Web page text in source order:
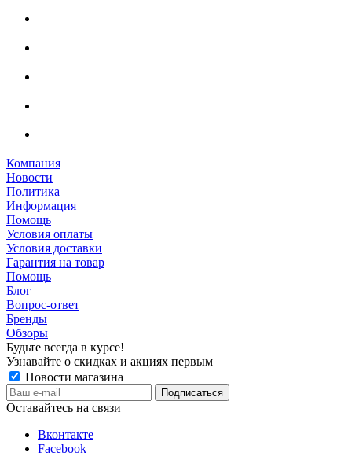
Компания
Новости
Политика
Информация
Помощь
Условия оплаты
Условия доставки
Гарантия на товар
Помощь
Блог
Вопрос-ответ
Бренды
Обзоры
Будьте всегда в курсе!
Узнавайте о скидках и акциях первым
Новости магазина
Оставайтесь на связи
Вконтакте
Facebook